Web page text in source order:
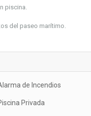
piscina.
del paseo marítimo.
de Incendios
Privada